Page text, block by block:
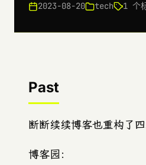
2023-08-20 tech 1 个
Past
断断续续博客也重构了
博客园：